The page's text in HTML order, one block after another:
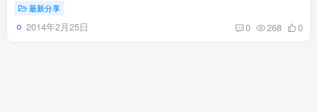
最新分享
2014年2月25日 0 268 0